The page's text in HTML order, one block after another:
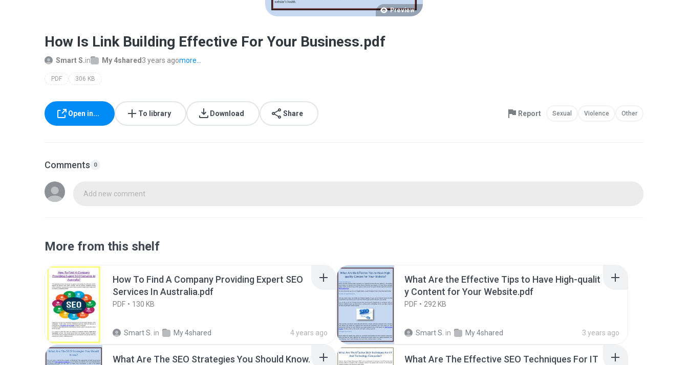
Preview
How Is Link Building Effective For Your Business.pdf
Smart S.in My 4shared 3 years agomore...
PDF 306 KB
Open in... To library Download Share Report Sexual Violence Other
Comments 0
Add new comment
More from this shelf
How To Find A Company Providing Expert SEO
Services In Australia.pdf
PDF 130 KB
Smart S. in My 4shared 4 years ago
What Are the Effective Tips to Have High-qualit
y Content for Your Website.pdf
PDF 292 KB
Smart S. in My 4shared 3 years ago
What Are The SEO Strategies You Should Know.
What Are The Effective SEO Techniques For IT